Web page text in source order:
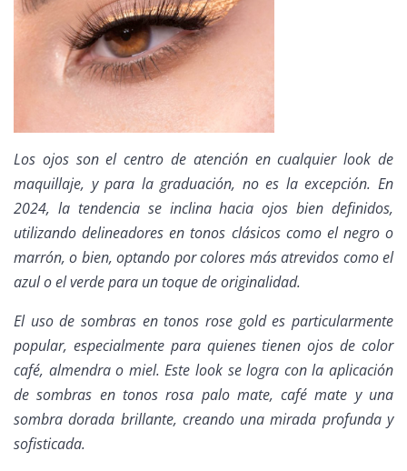
Los ojos son el centro de atención en cualquier look de
maquillaje, y para la graduación, no es la excepción. En
2024, la tendencia se inclina hacia ojos bien definidos,
utilizando delineadores en tonos clásicos como el negro o
marrón, o bien, optando por colores más atrevidos como el
azul o el verde para un toque de originalidad.
El uso de sombras en tonos rose gold es particularmente
popular, especialmente para quienes tienen ojos de color
café, almendra o miel. Este look se logra con la aplicación
de sombras en tonos rosa palo mate, café mate y una
sombra dorada brillante, creando una mirada profunda y
sofisticada.